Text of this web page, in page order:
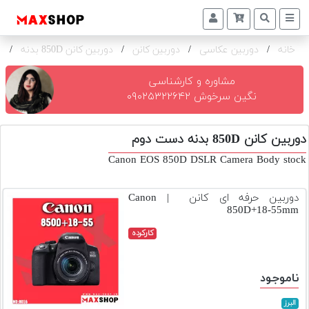
دوربین
و
تجهیزات
و
اکسسوری
دوم
اجاره
دوربین
و
خانه / دوربین عکاسی / دوربین کانن / دوربین کانن 850D بدنه /
مشاوره و کارشناسی
نگین سرخوش ۰۹۰۲۵۳۲۲۶۴۲
دوربین کانن 850D بدنه دست دوم
Canon EOS 850D DSLR Camera Body stock
دوربین حرفه ای کانن | Canon
850D+18-55mm
کارکرده
ناموجود
البرز